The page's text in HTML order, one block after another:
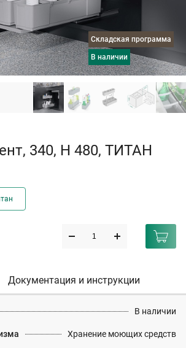
Складская программа
в наличии
340, H 480, ТИТАН
Документация и инструкции
В наличии
Хранение моющих средств